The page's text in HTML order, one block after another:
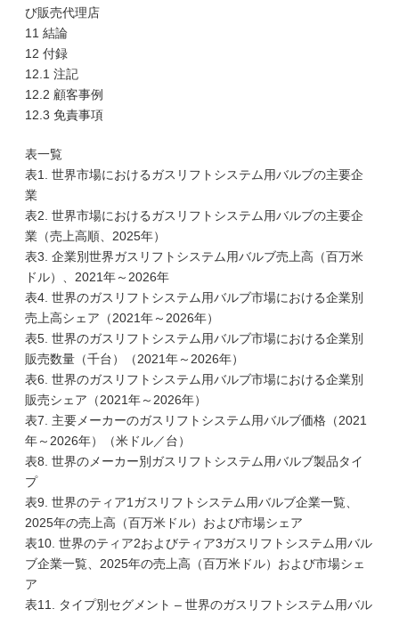
び販売代理店
11 結論
12 付録
12.1 注記
12.2 顧客事例
12.3 免責事項
表一覧
表1. 世界市場におけるガスリフトシステム用バルブの主要企
業
表2. 世界市場におけるガスリフトシステム用バルブの主要企
業（売上高順、2025年）
表3. 企業別世界ガスリフトシステム用バルブ売上高（百万米
ドル）、2021年～2026年
表4. 世界のガスリフトシステム用バルブ市場における企業別
売上高シェア（2021年～2026年）
表5. 世界のガスリフトシステム用バルブ市場における企業別
販売数量（千台）（2021年～2026年）
表6. 世界のガスリフトシステム用バルブ市場における企業別
販売シェア（2021年～2026年）
表7. 主要メーカーのガスリフトシステム用バルブ価格（2021
年～2026年）（米ドル／台）
表8. 世界のメーカー別ガスリフトシステム用バルブ製品タイ
プ
表9. 世界のティア1ガスリフトシステム用バルブ企業一覧、
2025年の売上高（百万米ドル）および市場シェア
表10. 世界のティア2およびティア3ガスリフトシステム用バル
ブ企業一覧、2025年の売上高（百万米ドル）および市場シェ
ア
表11. タイプ別セグメント – 世界のガスリフトシステム用バル